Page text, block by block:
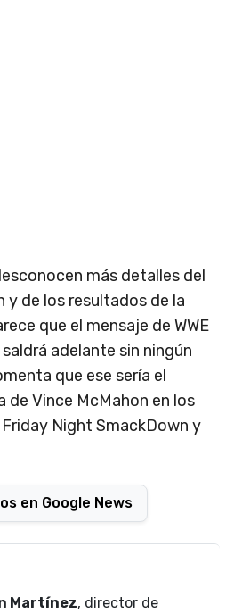
más detalles del
y de los resultados de la
que el mensaje de WWE
adelante sin ningún
que ese sería el
de Vince McMahon en los
Night SmackDown y
en Google News
Martínez, director de